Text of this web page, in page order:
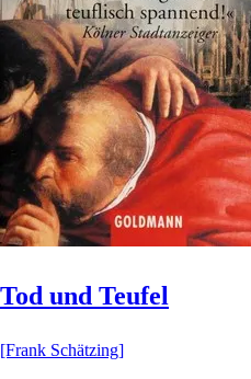
Tod und Teufel
[Frank Schätzing]